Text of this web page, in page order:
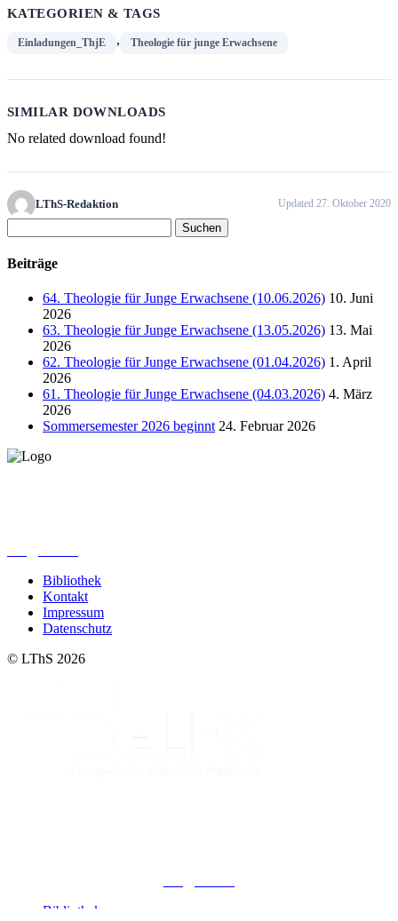
KATEGORIEN & TAGS
Einladungen_ThjE , Theologie für junge Erwachsene
SIMILAR DOWNLOADS
No related download found!
LThS-Redaktion Updated 27. Oktober 2020
nach:
Beiträge
64. Theologie für Junge Erwachsene (10.06.2026) 10. Juni
2026
63. Theologie für Junge Erwachsene (13.05.2026) 13. Mai
2026
62. Theologie für Junge Erwachsene (01.04.2026) 1. April
2026
61. Theologie für Junge Erwachsene (04.03.2026) 4. März
2026
Sommersemester 2026 beginnt 24. Februar 2026
Bibliothek
Kontakt
Impressum
Datenschutz
© LThS 2026
Bibliothek